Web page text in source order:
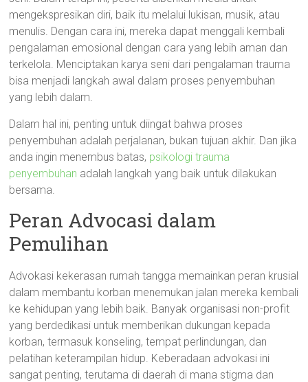
mengekspresikan diri, baik itu melalui lukisan, musik, atau
menulis. Dengan cara ini, mereka dapat menggali kembali
pengalaman emosional dengan cara yang lebih aman dan
terkelola. Menciptakan karya seni dari pengalaman trauma
bisa menjadi langkah awal dalam proses penyembuhan
yang lebih dalam.
Dalam hal ini, penting untuk diingat bahwa proses
penyembuhan adalah perjalanan, bukan tujuan akhir. Dan jika
anda ingin menembus batas, psikologi trauma
penyembuhan adalah langkah yang baik untuk dilakukan
bersama.
Peran Advocasi dalam
Pemulihan
Advokasi kekerasan rumah tangga memainkan peran krusial
dalam membantu korban menemukan jalan mereka kembali
ke kehidupan yang lebih baik. Banyak organisasi non-profit
yang berdedikasi untuk memberikan dukungan kepada
korban, termasuk konseling, tempat perlindungan, dan
pelatihan keterampilan hidup. Keberadaan advokasi ini
sangat penting, terutama di daerah di mana stigma dan